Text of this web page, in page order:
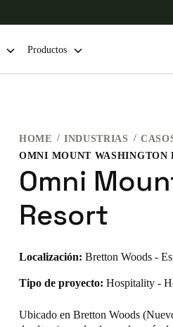
Caribbean - Latin America
Español
Productos
HOME INDUSTRIAS
OMNI MOUNT WASHINGTON
Omni
Resort
Localización: Bretton Woods -
Tipo de proyecto: Hospitality -
Ubicado en Bretton Woods